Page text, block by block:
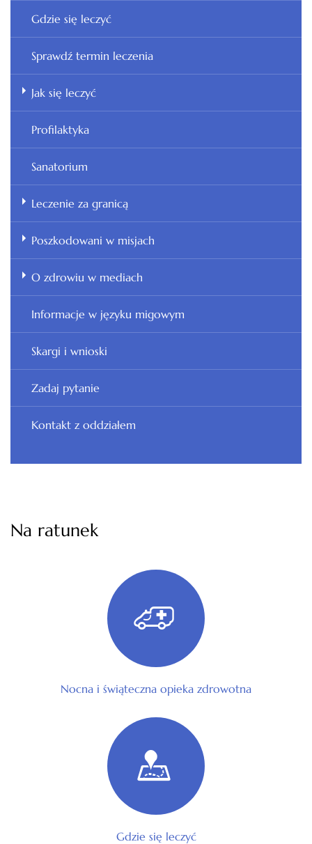
Gdzie się leczyć
Sprawdź termin leczenia
Jak się leczyć
Profilaktyka
Sanatorium
Leczenie za granicą
Poszkodowani w misjach
O zdrowiu w mediach
Informacje w języku migowym
Skargi i wnioski
Zadaj pytanie
Kontakt z oddziałem
Na ratunek
Nocna i świąteczna opieka zdrowotna
Gdzie się leczyć